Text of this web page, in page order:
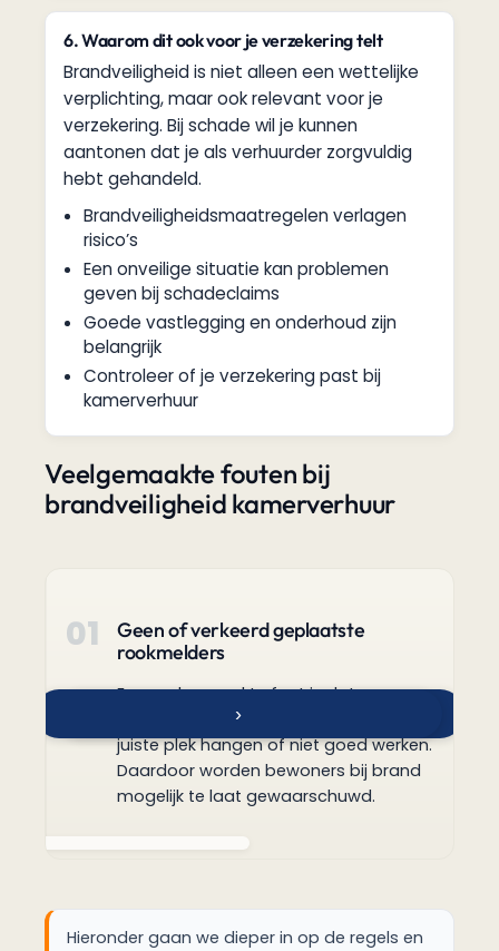
6. Waarom dit ook voor je verzekering telt
Brandveiligheid is niet alleen een wettelijke
verplichting, maar ook relevant voor je
verzekering. Bij schade wil je kunnen
aantonen dat je als verhuurder zorgvuldig
hebt gehandeld.
Brandveiligheidsmaatregelen verlagen
risico’s
Een onveilige situatie kan problemen
geven bij schadeclaims
Goede vastlegging en onderhoud zijn
belangrijk
Controleer of je verzekering past bij
kamerverhuur
Veelgemaakte fouten bij
brandveiligheid kamerverhuur
01
Geen of verkeerd geplaatste
rookmelders
Een veelgemaakte fout is dat
rookmelders ontbreken, niet op de
juiste plek hangen of niet goed werken.
Daardoor worden bewoners bij brand
mogelijk te laat gewaarschuwd.
›
Hieronder gaan we dieper in op de regels en